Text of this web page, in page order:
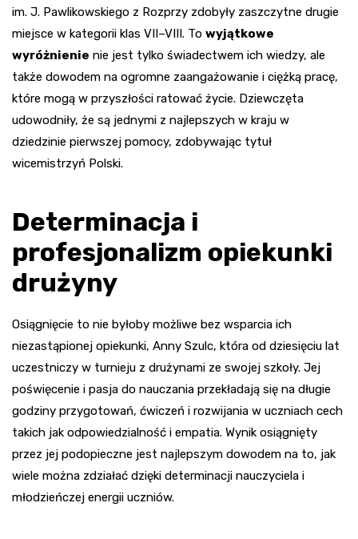
im. J. Pawlikowskiego z Rozprzy zdobyły zaszczytne drugie
miejsce w kategorii klas VII–VIII. To wyjątkowe
wyróżnienie nie jest tylko świadectwem ich wiedzy, ale
także dowodem na ogromne zaangażowanie i ciężką pracę,
które mogą w przyszłości ratować życie. Dziewczęta
udowodniły, że są jednymi z najlepszych w kraju w
dziedzinie pierwszej pomocy, zdobywając tytuł
wicemistrzyń Polski.
Determinacja i
profesjonalizm opiekunki
drużyny
Osiągnięcie to nie byłoby możliwe bez wsparcia ich
niezastąpionej opiekunki, Anny Szulc, która od dziesięciu lat
uczestniczy w turnieju z drużynami ze swojej szkoły. Jej
poświęcenie i pasja do nauczania przekładają się na długie
godziny przygotowań, ćwiczeń i rozwijania w uczniach cech
takich jak odpowiedzialność i empatia. Wynik osiągnięty
przez jej podopieczne jest najlepszym dowodem na to, jak
wiele można zdziałać dzięki determinacji nauczyciela i
młodzieńczej energii uczniów.